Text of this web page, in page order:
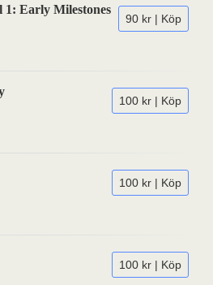
90 kr | Köp
1: Early Milestones
100 kr | Köp
100 kr | Köp
100 kr | Köp